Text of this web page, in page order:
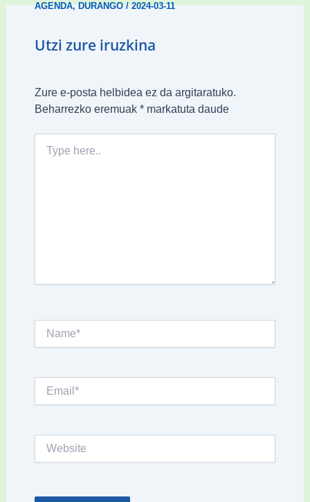
AGENDA,DURANGO/2024-03-11
Utzi zure iruzkina
Zure e-posta helbidea ez da argitaratuko.
Beharrezko eremuak *markatuta daude
here..